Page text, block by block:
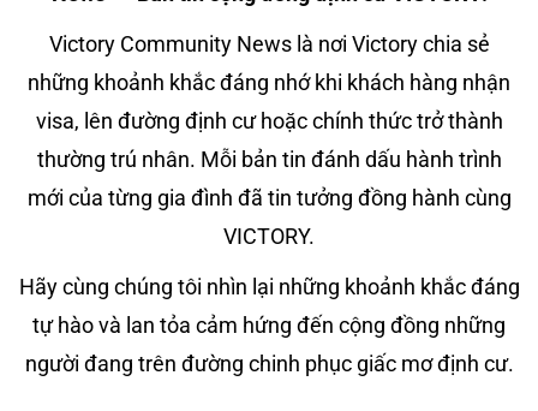
Victory Community News là nơi Victory chia sẻ
những khoảnh khắc đáng nhớ khi khách hàng nhận
visa, lên đường định cư hoặc chính thức trở thành
thường trú nhân. Mỗi bản tin đánh dấu hành trình
mới của từng gia đình đã tin tưởng đồng hành cùng
VICTORY.
Hãy cùng chúng tôi nhìn lại những khoảnh khắc đáng
tự hào và lan tỏa cảm hứng đến cộng đồng những
người đang trên đường chinh phục giấc mơ định cư.